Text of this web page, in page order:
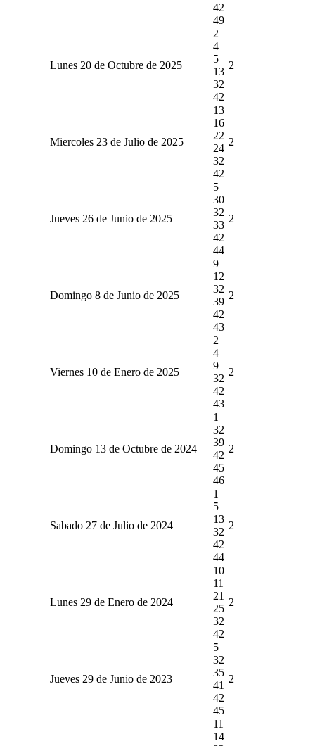
42
49
Lunes 20 de Octubre de 2025
2
4
5
13
32
42
2
Miercoles 23 de Julio de 2025
13
16
22
24
32
42
2
Jueves 26 de Junio de 2025
5
30
32
33
42
44
2
Domingo 8 de Junio de 2025
9
12
32
39
42
43
2
Viernes 10 de Enero de 2025
2
4
9
32
42
43
2
Domingo 13 de Octubre de 2024
1
32
39
42
45
46
2
Sabado 27 de Julio de 2024
1
5
13
32
42
44
2
Lunes 29 de Enero de 2024
10
11
21
25
32
42
2
Jueves 29 de Junio de 2023
5
32
35
41
42
45
2
11
14